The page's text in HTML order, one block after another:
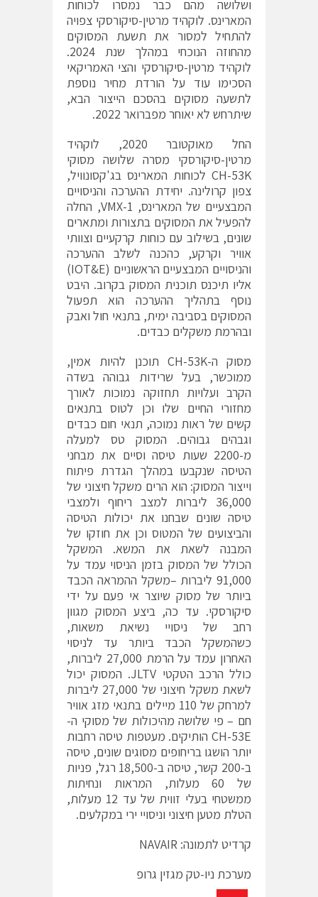
ושלושה מהם כבר נמסרו לכוחות
המארינס. לוקהיד מרטין-סיקורסקי צפויה
להתחיל למסור את תשעת המסוקים
מהחוזה הנוכחי במהלך שנת 2024.
לוקהיד מרטין-סיקורסקי והצי האמריקאי
הסכימו עוד על הורדת מחיר נוספת
לתשעה מסוקים בהסכם הייצור הבא,
שיתרחש לא יאוחר מפברואר 2022.
החל מאוקטובר 2020, לוקהיד
מרטין-סיקורסקי מסרה שלושה מסוקי
CH-53K לכוחות המארינס בג'קסונוויל,
צפון קרולינה. יחידת ההערכה והניסויים
המבצעיים של המארינס, VMX-1, החלה
להפעיל את המסוקים בתצורות ומתארים
שונים, בשילוב עם כוחות קרקעיים וצוותי
אוויר וקרקע, כהכנה לשלב ההערכה
והניסויים המבצעיים הראשוניים (IOT&E)
אליו תיכנס תוכנית המסוק בקרוב. היבט
נוסף בתהליך ההערכה הוא תפעול
המסוקים בסביבה ימית, בתנאי חול ואבק
ובהרמת משקלים כבדים.
מסוק ה-CH-53K תוכנן להיות אמין,
ממוכשר, בעל שרידות גבוהה בשדה
הקרב ועלויות תחזוקה נמוכות לאורך
מחזורי החיים שלו וכן לטוס בתנאים
קשים של ראות נמוכה, תנאי חום כבדים
וגבהים גבוהים. המסוק טס למעלה
מ-2200 שעות טיסה וסיים את מבחני
הטיסה שנקבעו במהלך הגדרת פיתוח
וייצור המסוק: הוא הרים משקל חיצוני של
36,000 ליברות למצב ריחוף ולמצבי
טיסה שונים שבחנו את יכולות הטיסה
והביצועים של המטוס וכן את חוזקו של
המבנה לשאת את המשא. המשקל
הכולל של המסוק בזמן הניסוי עמד על
91,000 ליברות –משקל ההמראה הכבד
ביותר של מסוק שיוצר אי פעם על ידי
סיקורסקי. עד כה, ביצע המסוק מגוון
רחב של ניסויי נשיאת משאות,
כשהמשקל הכבד ביותר עד לניסוי
האחרון עמד על הרמת 27,000 ליברות,
כולל הרכב הטקטי JLTV. המסוק יכול
לשאת משקל חיצוני של 27,000 ליברות
למרחק של 110 מיילים בתנאי מזג אוויר
חם – פי שלושה מהיכולות של מסוקי ה-
CH-53E הותיקים. מעטפות טיסה רחבות
יותר הושגו בריחופים מסוגים שונים, טיסה
ב-200 קשר, טיסה ב-18,500 רגל, פניות
של 60 מעלות, המראות ונחיתות
ממשטחי בעלי זווית של עד 12 מעלות,
הטלת מטען חיצוני וניסויי ירי במקלעים.
קרדיט לתמונה: NAVAIR
מערכת ניו-טק מגזין גרופ